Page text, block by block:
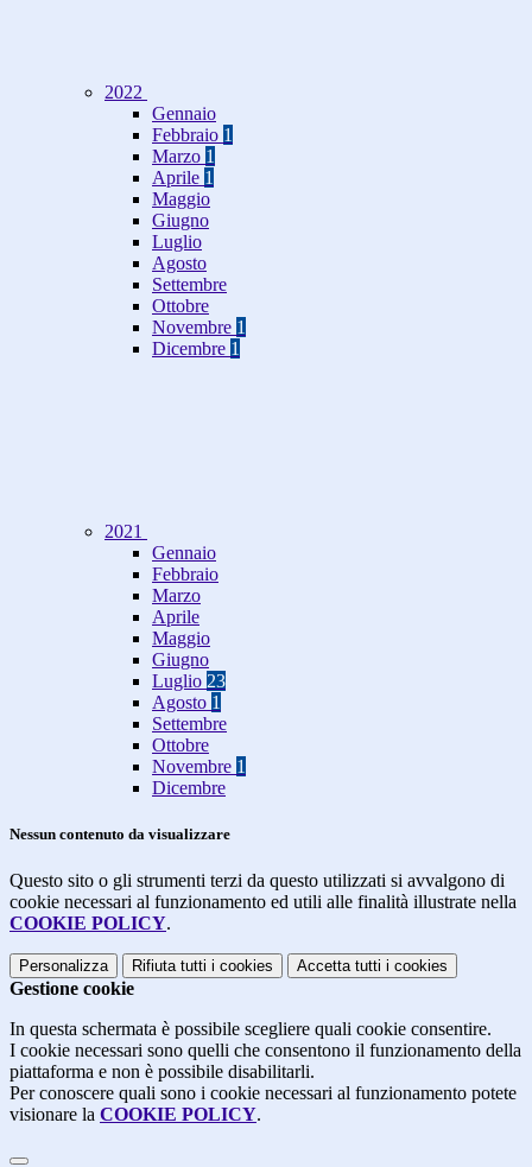
2022
Gennaio
Febbraio 1
Marzo 1
Aprile 1
Maggio
Giugno
Luglio
Agosto
Settembre
Ottobre
Novembre 1
Dicembre 1
2021
Gennaio
Febbraio
Marzo
Aprile
Maggio
Giugno
Luglio 23
Agosto 1
Settembre
Ottobre
Novembre 1
Dicembre
Nessun contenuto da visualizzare
Questo sito o gli strumenti terzi da questo utilizzati si avvalgono di
cookie necessari al funzionamento ed utili alle finalità illustrate nella
COOKIE POLICY.
Personalizza Rifiuta tutti i cookies Accetta tutti i cookies
Gestione cookie
In questa schermata è possibile scegliere quali cookie consentire.
I cookie necessari sono quelli che consentono il funzionamento della
piattaforma e non è possibile disabilitarli.
Per conoscere quali sono i cookie necessari al funzionamento potete
visionare la COOKIE POLICY.